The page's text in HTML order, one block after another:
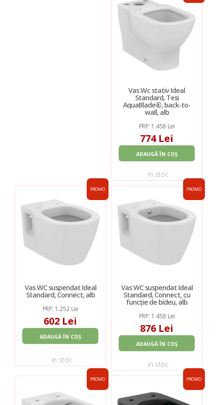
Vas Wc stativ Ideal
Standard, Tesi
AquaBlade®, back-to-
wall, alb
PRP: 1.458 Lei
774 Lei
ADAUGĂ ÎN COȘ
in stoc
PROMO
Vas WC suspendat Ideal
Standard, Connect, alb
PRP: 1.252 Lei
602 Lei
ADAUGĂ ÎN COȘ
in stoc
PROMO
Vas WC suspendat Ideal
Standard, Connect, cu
funcție de bideu, alb
PRP: 1.458 Lei
876 Lei
ADAUGĂ ÎN COȘ
in stoc
PROMO PROMO